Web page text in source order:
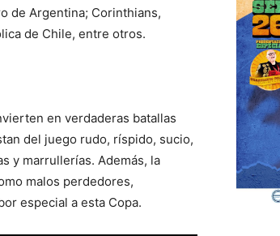
de Argentina; Corinthians,
de Chile, entre otros.
en verdaderas batallas
del juego rudo, ríspido, sucio,
y marrullerías. Además, la
malos perdedores,
especial a esta Copa.